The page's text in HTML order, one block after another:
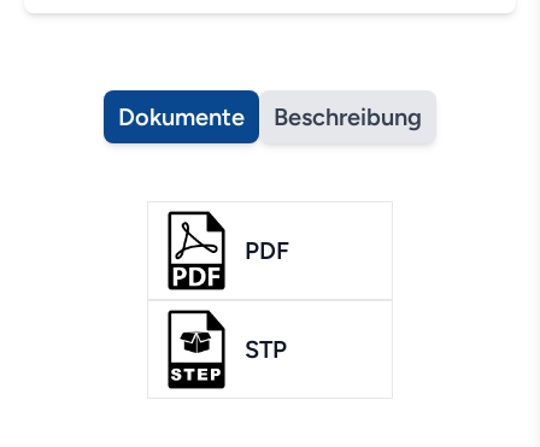
Dokumente Beschreibung
PDF
STP